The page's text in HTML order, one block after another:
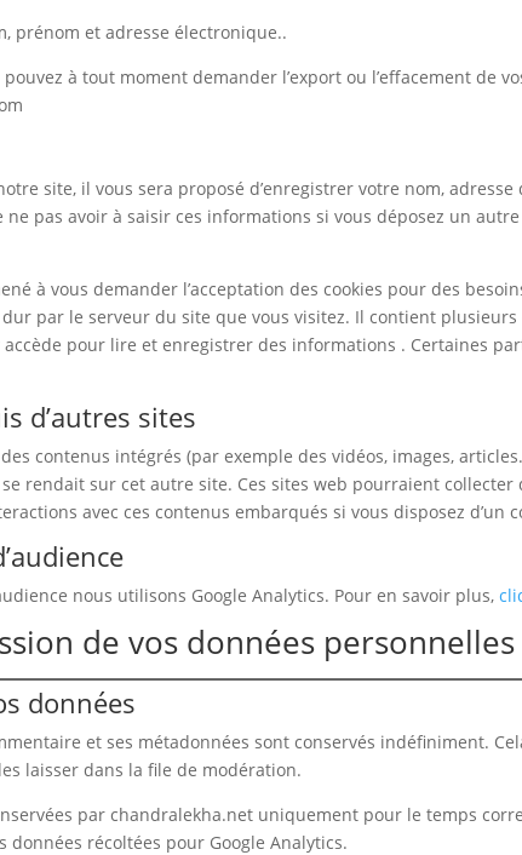
prénom et adresse électronique..
à tout moment demander l’export ou l’effacement de
site, il vous sera proposé d’enregistrer votre nom, adresse
pas avoir à saisir ces informations si vous déposez un
à vous demander l’acceptation des cookies pour des
par le serveur du site que vous visitez. Il contient
pour lire et enregistrer des informations . Certaines
d’autres sites
contenus intégrés (par exemple des vidéos, images,
rendait sur cet autre site. Ces sites web pourraient
avec ces contenus embarqués si vous disposez d’un
nous utilisons Google Analytics. Pour en savoir plus,
de vos données personnelles
données
et ses métadonnées sont conservés indéfiniment.
laisser dans la file de modération.
par chandralekha.net uniquement pour le temps
récoltées pour Google Analytics.